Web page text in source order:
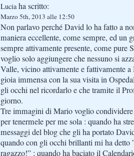
Luciaha scritto:
Marzo 5th, 2013 alle 12:50
Non parlavo perché David lo ha fatto a
maniera eccellente, come sempre, ed un
sempre attivamente presente, come pure
voglio solo aggiungere che nessuno si
Valle, vicino attivamente e fattivamente
gioia immensa con la sua visita in
gli occhi nel ricordarlo e che tramite il
giorno.
Tre immagini di Mario voglio
per tenermele per me sola : quando ha
messaggi del blog che gli ha portato
quando con gli occhi brillanti mi ha detto
ragazzo!” ; quando ha baciato il